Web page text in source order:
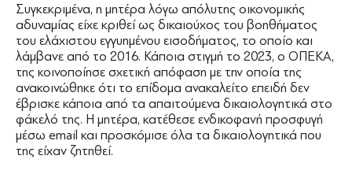
Συγκεκριμένα, η μητέρα λόγω απόλυτης οικονομικής
αδυναμίας είχε κριθεί ως δικαιούχος του βοηθήματος
του ελάχιστου εγγυημένου εισοδήματος, το οποίο και
λάμβανε από το 2016. Κάποια στιγμή το 2023, ο ΟΠΕΚΑ,
της κοινοποίησε σχετική απόφαση με την οποία της
ανακοινώθηκε ότι το επίδομα ανακαλείτο επειδή δεν
έβρισκε κάποια από τα απαιτούμενα δικαιολογητικά στο
φάκελό της. Η μητέρα, κατέθεσε ενδικοφανή προσφυγή
μέσω email και προσκόμισε όλα τα δικαιολογητικά που
της είχαν ζητηθεί.